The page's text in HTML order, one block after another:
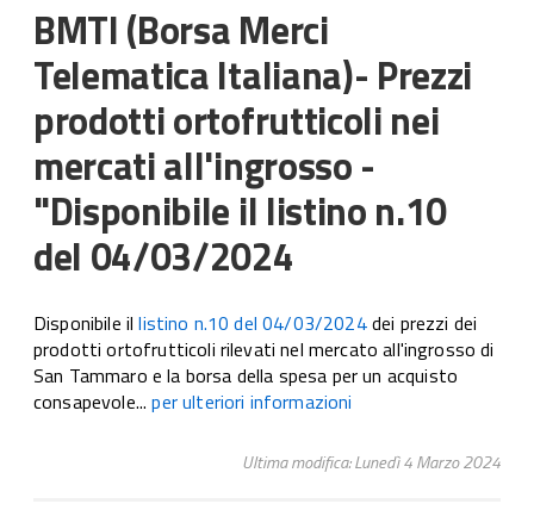
BMTI (Borsa Merci
Telematica Italiana)- Prezzi
prodotti ortofrutticoli nei
mercati all'ingrosso -
"Disponibile il listino n.10
del 04/03/2024
Disponibile illistino n.10 del 04/03/2024dei prezzi dei
prodotti ortofrutticoli rilevati nel mercato all'ingrosso di
San Tammaro e la borsa della spesa per un acquisto
consapevole...per ulteriori informazioni
Ultima modifica: Lunedì 4 Marzo 2024